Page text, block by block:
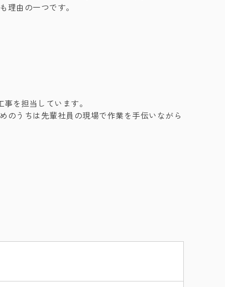
由の一つです。
を担当しています。
のうちは先輩社員の現場で作業を手伝いながら